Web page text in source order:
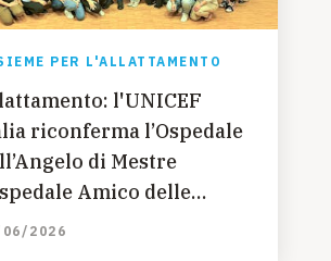
PER L'ALLATTAMENTO
l'UNICEF
riconferma l’Ospedale
di Mestre
Amico delle
e dei Bambini”
2026